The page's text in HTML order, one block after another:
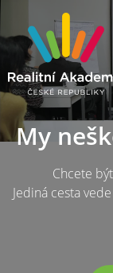
My
Chcete
Jediná cesta